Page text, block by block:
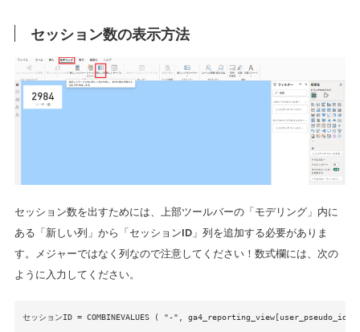
セッション数の表示方法
セッション数を出すためには、上部ツールバーの「モデリング」内に
ある「新しい列」から「セッションID」列を追加する必要がありま
す。メジャーではなく列なので注意してください！数式欄には、次の
ように入力してください。
セッションID = COMBINEVALUES ( "-",